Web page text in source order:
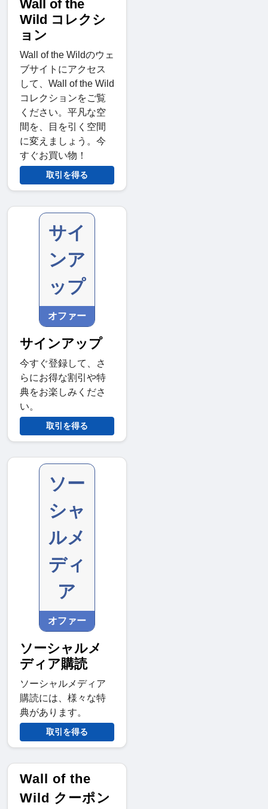
Wall of the
Wild コレクシ
ョン
Wall of the Wildのウェ
ブサイトにアクセス
して、Wall of the Wild
コレクションをご覧
ください。平凡な空
間を、目を引く空間
に変えましょう。今
すぐお買い物！
取引を得る
サイ
ンア
ップ
オファー
サインアップ
今すぐ登録して、さ
らにお得な割引や特
典をお楽しみくださ
い。
取引を得る
ソー
シャ
ルメ
ディ
ア
オファー
ソーシャルメ
ディア購読
ソーシャルメディア
購読には、様々な特
典があります。
取引を得る
Wall of the
Wild クーポン